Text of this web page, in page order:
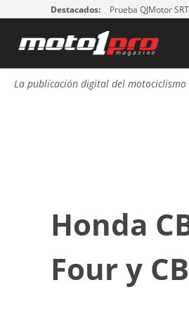
Destacados: Prueba QJMotor
La publicación digital del motociclismo
Honda
Four y